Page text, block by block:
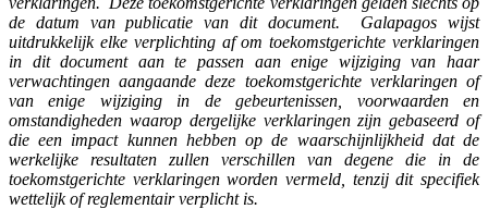
de datum van publicatie van dit document. Galapagos wijst
uitdrukkelijk elke verplichting af om toekomstgerichte verklaringen
in dit document aan te passen aan enige wijziging van haar
verwachtingen aangaande deze toekomstgerichte verklaringen of
van enige wijziging in de gebeurtenissen, voorwaarden en
omstandigheden waarop dergelijke verklaringen zijn gebaseerd of
die een impact kunnen hebben op de waarschijnlijkheid dat de
werkelijke resultaten zullen verschillen van degene die in de
toekomstgerichte verklaringen worden vermeld, tenzij dit specifiek
wettelijk of reglementair verplicht is.